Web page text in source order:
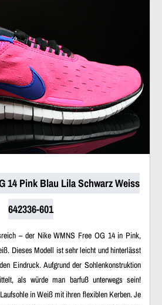
14 Pink Blau Lila Schwarz Weiss
642336-601
– der Nike WMNS Free OG 14 in Pink,
Dieses Modell ist sehr leicht und hinterlässt
Eindruck. Aufgrund der Sohlenkonstruktion
als würde man barfuß unterwegs sein!
in Weiß mit ihren flexiblen Kerben. Je